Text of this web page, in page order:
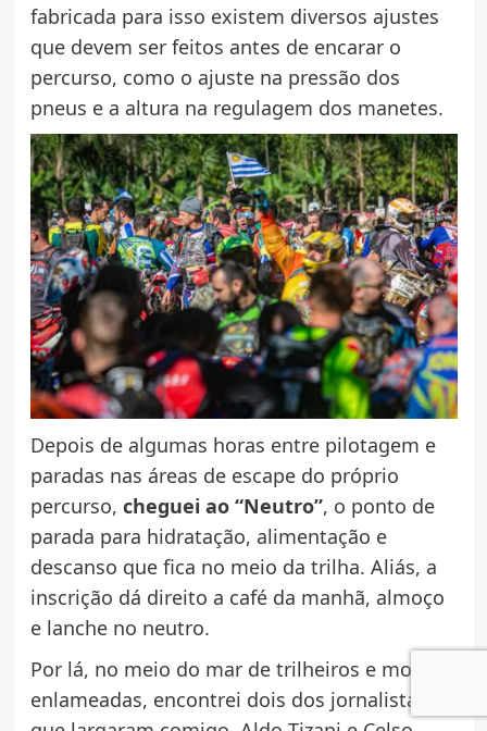
fabricada para isso existem diversos ajustes
que devem ser feitos antes de encarar o
percurso, como o ajuste na pressão dos
pneus e a altura na regulagem dos manetes.
Depois de algumas horas entre pilotagem e
paradas nas áreas de escape do próprio
percurso, cheguei ao “Neutro”, o ponto de
parada para hidratação, alimentação e
descanso que fica no meio da trilha. Aliás, a
inscrição dá direito a café da manhã, almoço
e lanche no neutro.
Por lá, no meio do mar de trilheiros e motos
enlameadas, encontrei dois dos jornalistas